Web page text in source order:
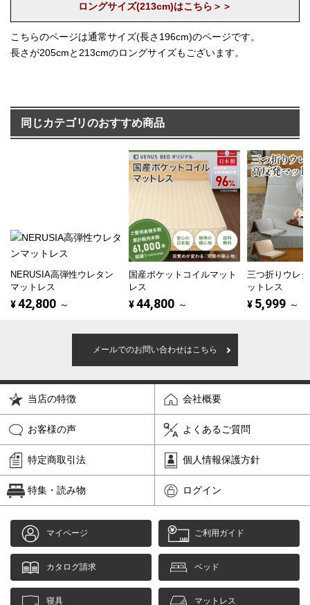
ロングサイズ(213cm)はこちら＞＞
こちらのページは通常サイズ(長さ196cm)のページです。
長さが205cmと213cmのロングサイズもございます。
同じカテゴリのおすすめ商品
NERUSIA高弾性ウレタン
マットレス
¥42,800 ～
国産ポケットコイルマット
レス
¥44,800 ～
三つ折りウレ
ットレス
¥ 5,999 ～
メールでのお問い合わせはこちら
当店の特徴 会社概要
お客様の声 よくあるご質問
特定商取引法 個人情報保護方針
特集・読み物 ログイン
マイページ ご利用ガイド
カタログ請求 ベッド
寝具 マットレス